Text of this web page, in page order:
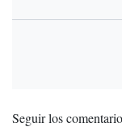
Seguir los